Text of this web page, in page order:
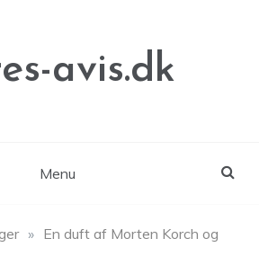
avis.dk
Menu
» En duft af Morten Korch og